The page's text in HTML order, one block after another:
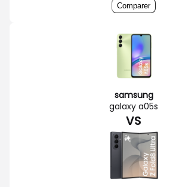
Comparer
samsung
galaxy a05s
VS